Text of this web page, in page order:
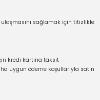
sağlamak için titizlikle
kredi kartına taksit
uygun ödeme koşullarıyla satın